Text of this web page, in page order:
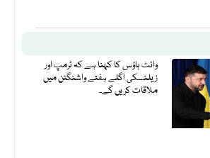
وائٹ ہاؤس کا کہنا ہے کہ ٹرمپ اور
زیلنسکی اگلے ہفتے واشنگٹن میں
ملاقات کریں گے۔